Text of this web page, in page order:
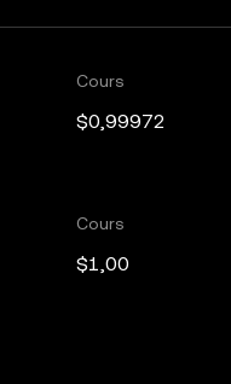
Cours
$0,99972
Cours
$1,00